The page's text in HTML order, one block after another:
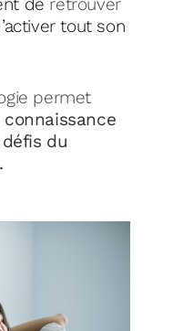
tout son
permet
du